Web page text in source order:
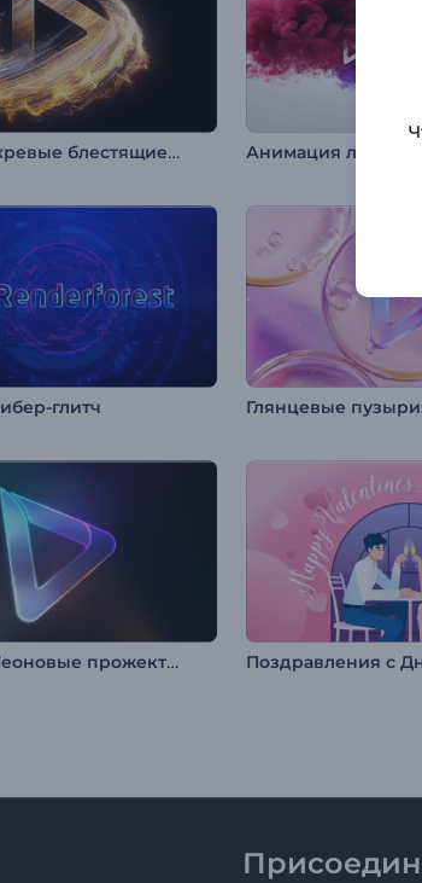
Интро "Вихревые блестящие частицы"
глитч Глянцевые
Заставка: Неоновые прожекторы